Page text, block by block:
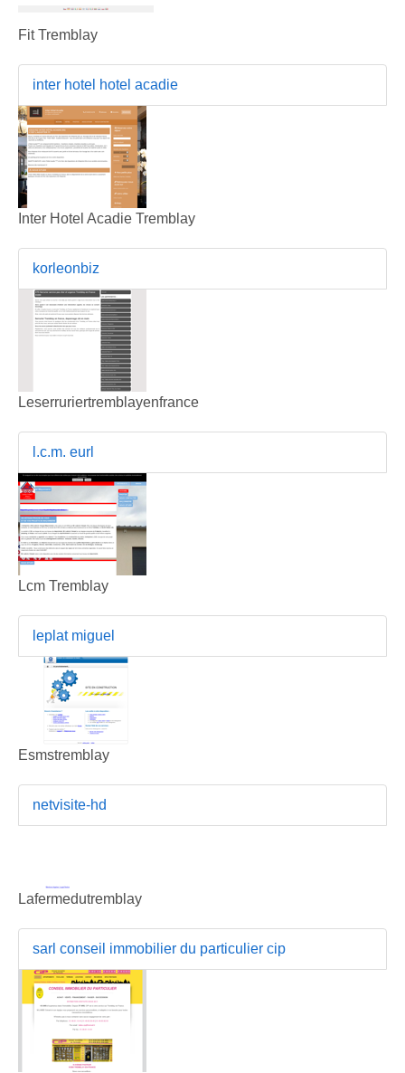
Fit Tremblay
inter hotel hotel acadie
Inter Hotel Acadie Tremblay
korleonbiz
Leserruriertremblayenfrance
l.c.m. eurl
Lcm Tremblay
leplat miguel
Esmstremblay
netvisite-hd
Lafermedutremblay
sarl conseil immobilier du particulier cip